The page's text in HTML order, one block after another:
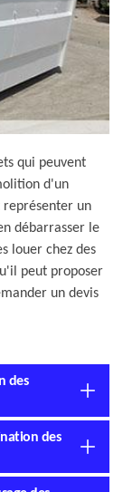
qui peuvent
d'un
représenter un
débarrasser le
louer chez des
peut proposer
un devis
des
des